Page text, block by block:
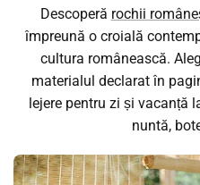
Descoperă rochii
împreună o croială
cultura românească.
materialul declarat în
lejere pentru zi și vacanță
nuntă,